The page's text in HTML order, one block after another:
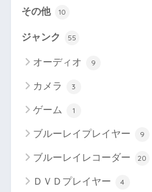
その他 10
ジャンク 55
オーディオ 9
カメラ 3
ゲーム 1
ブルーレイプレイヤー 9
ブルーレイレコーダー 20
ＤＶＤプレイヤー 4